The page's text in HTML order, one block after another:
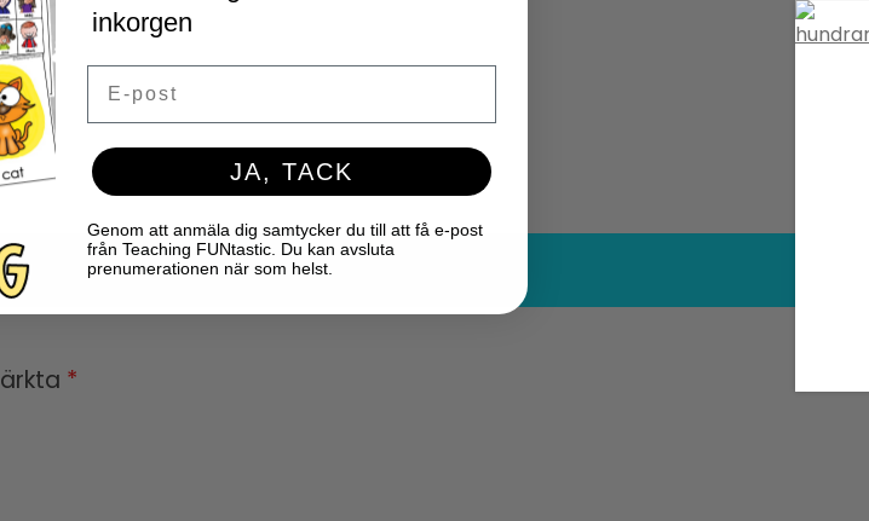
*
inkorgen
JA, TACK
Genom att anmäla dig samtycker du till att få e-post
från Teaching FUNtastic. Du kan avsluta
prenumerationen när som helst.